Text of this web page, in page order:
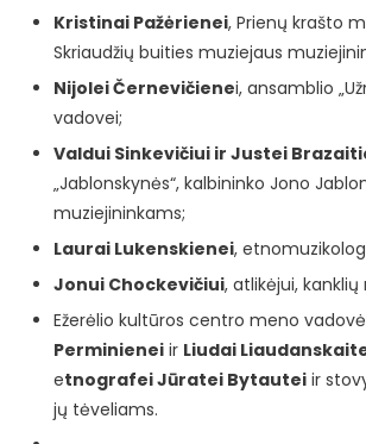
Kristinai Pažėrienei, Prienų krašto
Skriaudžių buities muziejaus
Nijolei Černevičienei, ansamblio
vadovei;
Valdui Sinkevičiui ir Justei
„Jablonskynės“, kalbininko Jono
muziejininkams;
Laurai Lukenskienei,
Jonui Chockevičiui, atlikėjui,
Ežerėlio kultūros centro meno
Perminienei ir Liudai
etnografei Jūratei Bytautei ir
jų tėveliams.